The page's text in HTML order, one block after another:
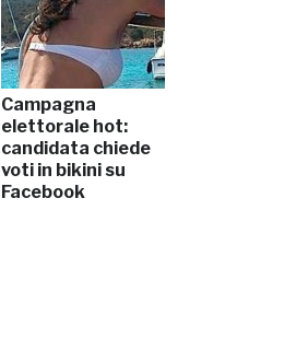
Campagna
elettorale hot:
candidata chiede
voti in bikini su
Facebook